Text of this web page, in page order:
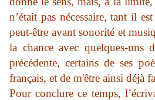
n’était pas nécessaire, tant il
peut-être avant sonorité et
la chance avec quelques-uns
précédente, certains de ses
français, et de m'être ainsi déjà
Pour conclure ce temps,